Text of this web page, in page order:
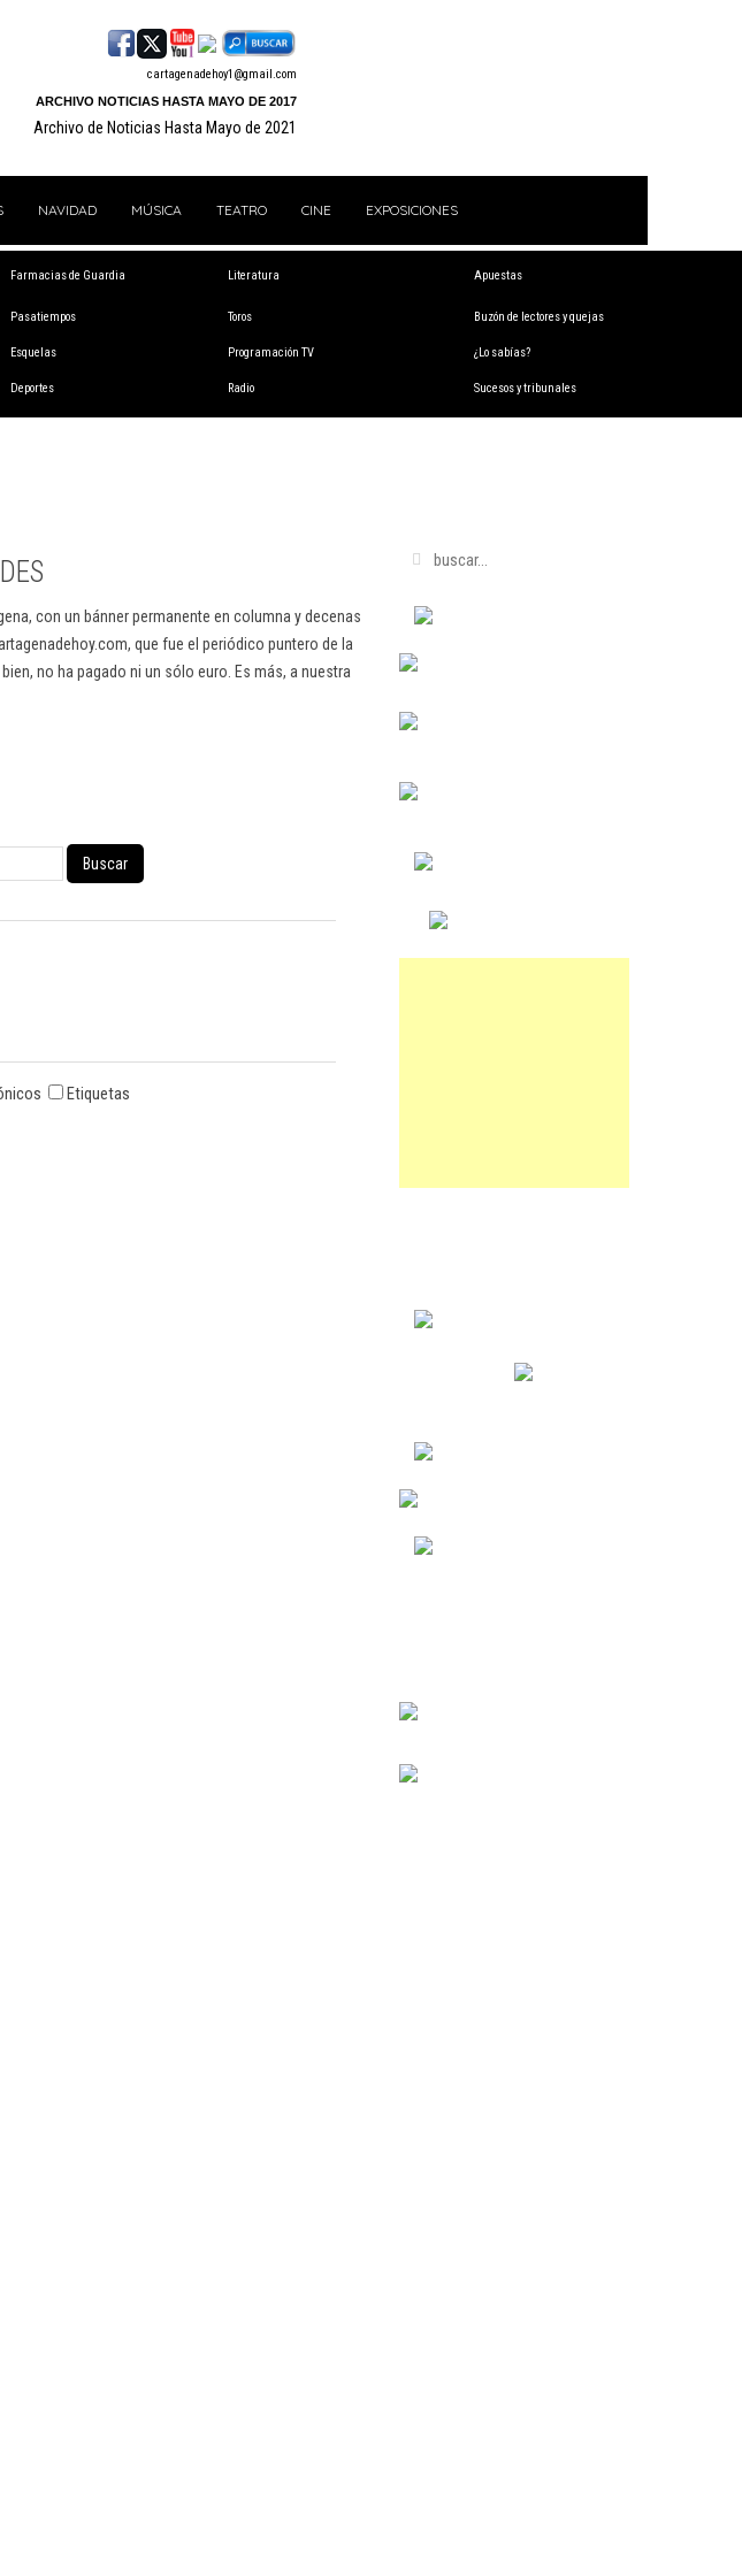
cartagenadehoy1@gmail.com
ARCHIVO NOTICIAS HASTA MAYO DE 2017
Archivo de Noticias Hasta Mayo de 2021
NAVIDAD MÚSICA TEATRO CINE EXPOSICIONES
Farmacias de Guardia
Pasatiempos
Esquelas
Deportes
Literatura
Toros
Programación TV
Radio
Apuestas
Buzón de lectores y quejas
¿Lo sabías?
Sucesos y tribunales
con un bánner permanente en columna y decenas
que fue el periódico puntero de la
no ha pagado ni un sólo euro. Es más, a nuestra
Buscar
Etiquetas